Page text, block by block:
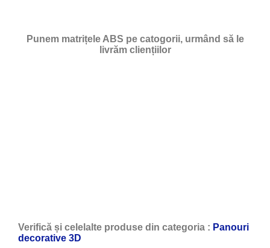
Punem matrițele ABS pe catogorii, urmând să le
livrăm cliențiilor
Verifică și celelalte produse din categoria : Panouri
decorative 3D